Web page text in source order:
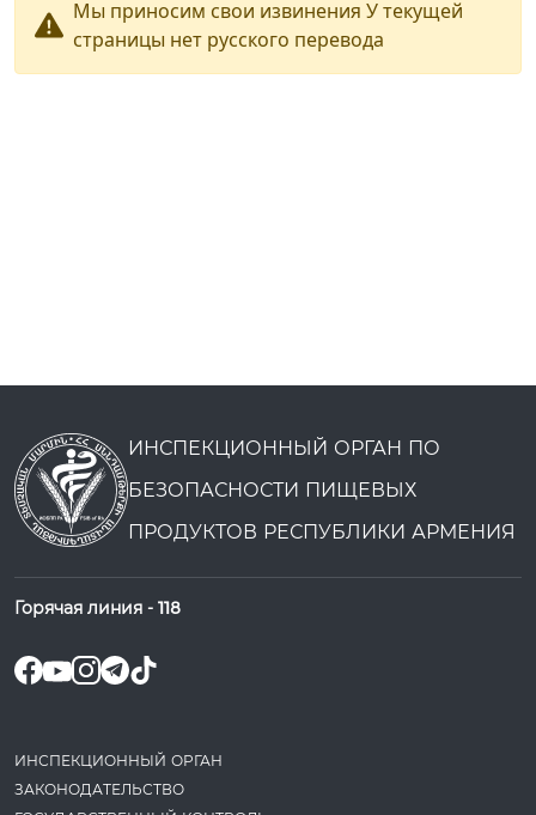
Мы приносим свои извинения У текущей
страницы нет русского перевода
ИНСПЕКЦИОННЫЙ ОРГАН ПО
БЕЗОПАСНОСТИ ПИЩЕВЫХ
ПРОДУКТОВ РЕСПУБЛИКИ АРМЕНИЯ
Горячая линия - 118
ИНСПЕКЦИОННЫЙ ОРГАН
ЗАКОНОДАТЕ­ЛЬСТВО